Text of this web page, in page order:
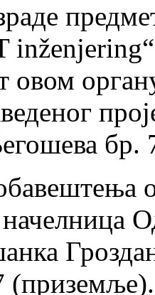
овом
бр.
(приземље).